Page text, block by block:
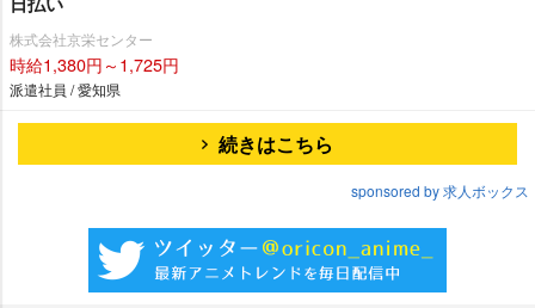
株式会社京栄センター
時給1,380円～1,725円
派遣社員 / 愛知県
続きはこちら
sponsored by 求人ボックス